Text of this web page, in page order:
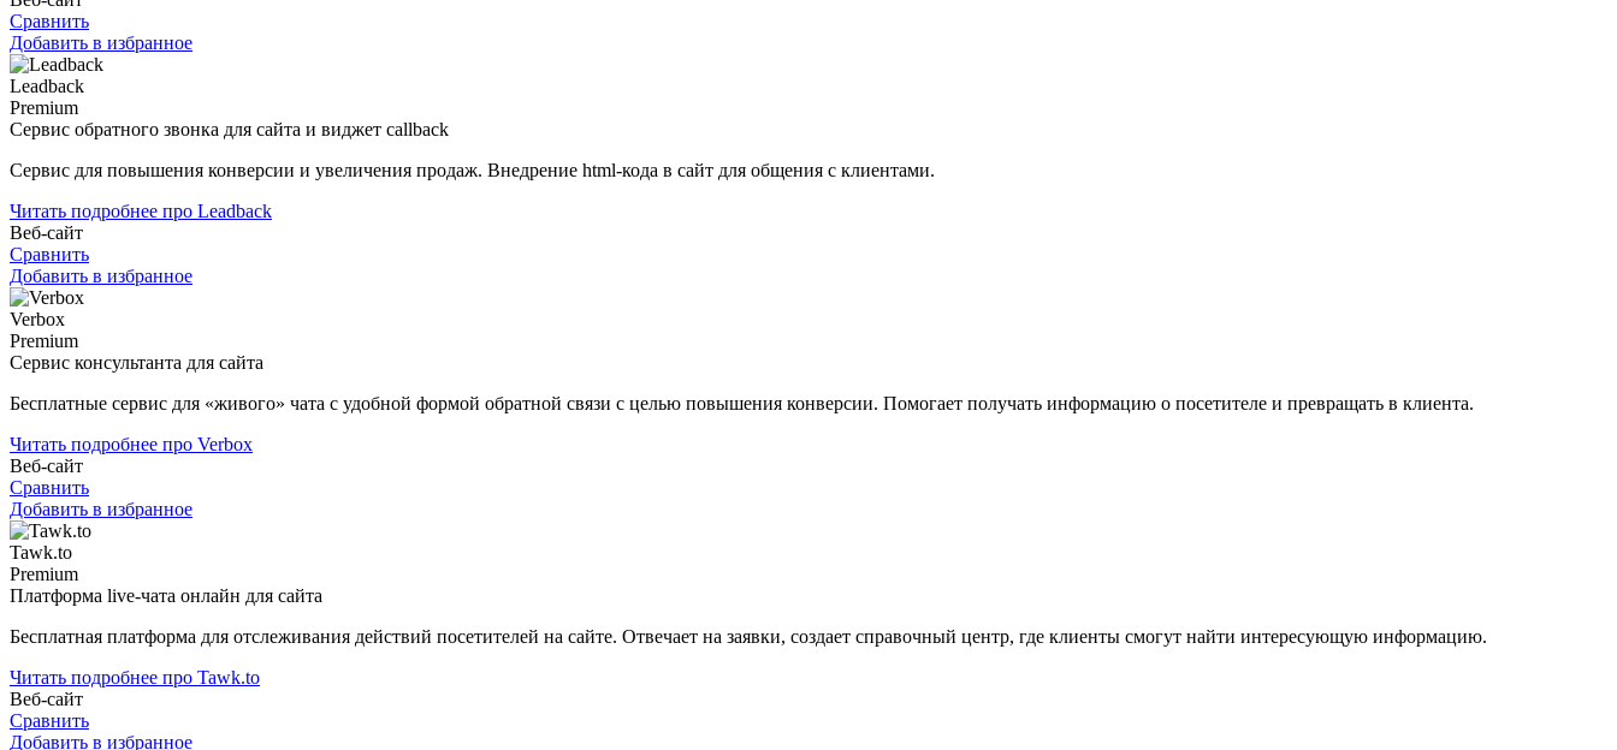
Сравнить
Добавить в избранное
Leadback
Premium
Сервис обратного звонка для сайта и виджет callback
Сервис для повышения конверсии и увеличения продаж. Внедрение html-кода в сайт для общения с клиентами.
Читать подробнее про Leadback
Веб-сайт
Сравнить
Добавить в избранное
Verbox
Premium
Сервис консультанта для сайта
Бесплатные сервис для «живого» чата с удобной формой обратной связи с целью повышения конверсии. Помогает получать информацию о посетителе и превращать в клиента.
Читать подробнее про Verbox
Веб-сайт
Сравнить
Добавить в избранное
Tawk.to
Premium
Платформа live-чата онлайн для сайта
Бесплатная платформа для отслеживания действий посетителей на сайте. Отвечает на заявки, создает справочный центр, где клиенты смогут найти интересующую информацию.
Читать подробнее про Tawk.to
Веб-сайт
Сравнить
Добавить в избранное